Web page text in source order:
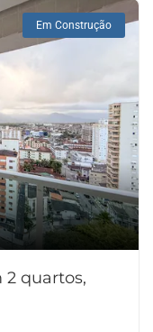
Em Construção
quartos,